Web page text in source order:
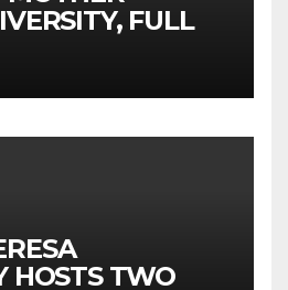
FULL
FETAJI, PH.D.,
THE
OF JSC
HOSTS TWO